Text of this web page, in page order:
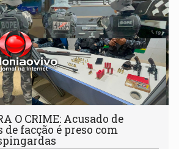
O CRIME: Acusado de
facção é preso com